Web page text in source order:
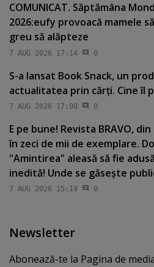
COMUNICAT. Săptămâna
2026:eufy provoacă mamele
greu să alăpteze
7 AUG 2026 17:14 0
S-a lansat Book Snack, un
actualitatea prin cărţi. Cine îl
7 AUG 2026 17:00 0
E pe bune! Revista BRAVO,
în zeci de mii de exemplare.
"Amintirea" aleasă să fie
inedită! Unde se găseşte
7 AUG 2026 15:19 0
Newsletter
Abonează-te la Pagina de